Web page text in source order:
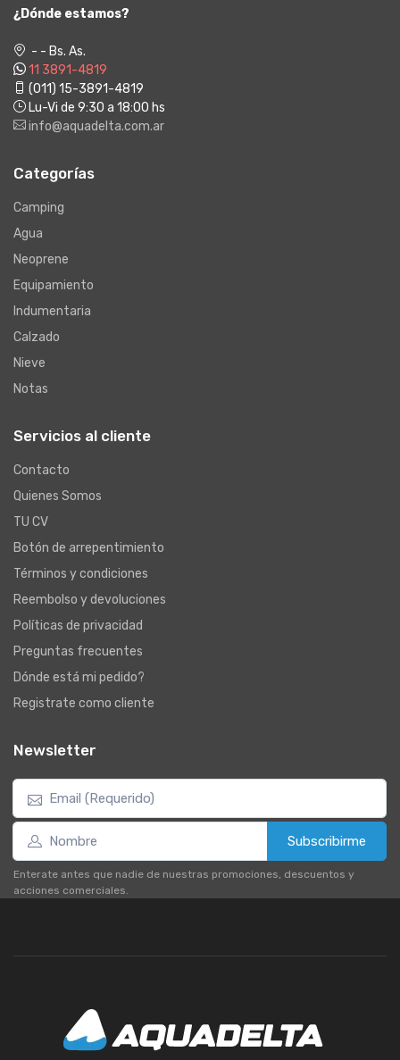
¿Dónde estamos?
- - Bs. As.
11 3891-4819
(011) 15-3891-4819
Lu-Vi de 9:30 a 18:00 hs
info@aquadelta.com.ar
Categorías
Camping
Agua
Neoprene
Equipamiento
Indumentaria
Calzado
Nieve
Notas
Servicios al cliente
Contacto
Quienes Somos
TU CV
Botón de arrepentimiento
Términos y condiciones
Reembolso y devoluciones
Políticas de privacidad
Preguntas frecuentes
Dónde está mi pedido?
Registrate como cliente
Newsletter
Subscribirme
Enterate antes que nadie de nuestras promociones, descuentos y
acciones comerciales.